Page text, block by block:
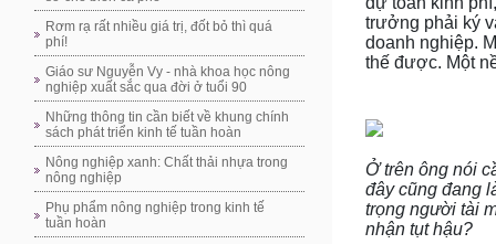
Rơm rạ rất nhiều giá trị, đốt bỏ thì quá
phí!
Giáo sư Nguyễn Vy - nhà khoa học nông
nghiệp xuất sắc qua đời ở tuổi 90
Những thông tin cần biết về khung chính
sách phát triển kinh tế tuần hoàn
Nông nghiệp xanh: Chất thải nhựa trong
nông nghiệp
Phụ phẩm nông nghiệp trong kinh tế
tuần hoàn
trưởng phải ký
doanh nghiệp.
thế được. Một
Ở trên ông nói
đây cũng đang
trọng người tài
nhận tụt hậu?